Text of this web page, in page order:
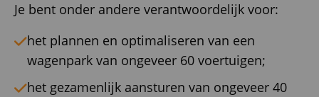
Je bent onder andere verantwoordelijk voor:
het plannen en optimaliseren van een
wagenpark van ongeveer 60 voertuigen;
het gezamenlijk aansturen van ongeveer 40